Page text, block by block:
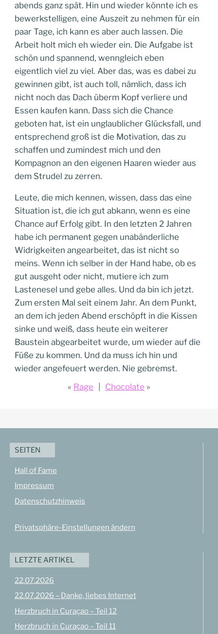
abends ganz spät. Hin und wieder könnte ich es
bewerkstelligen, eine Auszeit zu nehmen für ein
paar Tage, ich kann es aber auch lassen. Die
Arbeit holt mich eh wieder ein. Die Aufgabe ist
schön und spannend, wenngleich eben
eigentlich viel zu viel. Aber das, was es dabei zu
gewinnen gibt, ist auch toll, nämlich, dass ich
nicht noch das Dach überm Kopf verliere und
Essen kaufen kann. Dass sich die Chance
geboten hat, ist ein unglaublicher Glücksfall, und
entsprechend groß ist die Motivation, das zu
schaffen und zumindest mich und den
Kompagnon an den eigenen Haaren wieder aus
dem Strudel zu zerren.
Leute, die mich kennen, wissen, dass das eine
Situation ist, die ich gut abkann, wenn es eine
Chance auf Erfolg gibt. In den letzten 2 Jahren
habe ich permanent gegen unabänderliche
Widrigkeiten angearbeitet, das ist nicht so
meins. Wenn ich selber in der Hand habe, ob es
gut ausgeht oder nicht, mutiere ich zum
Lastenesel und gebe alles. Und da bin ich jetzt.
Zum ersten Mal seit einem Jahr. An dem Punkt,
an dem ich jeden Abend erschöpft in die Kissen
sinke und weiß, dass heute ein weiterer
Baustein abgearbeitet wurde, um wieder auf die
Füße zu kommen. Und da muss ich hin und
wieder angefeuert werden. Nie gebremst.
Rage
Chocolate
SEITEN
Hall of Fame
Impressum
Datenschutzhinweis
Privatsphäre-Einstellungen ändern
LETZTE ARTIKEL
22.07.2026
22.07.2026 – Danke, liebes Internet
Herzbruch in Curaçao – Teil 12
Herzbruch in Curaçao – Teil 11